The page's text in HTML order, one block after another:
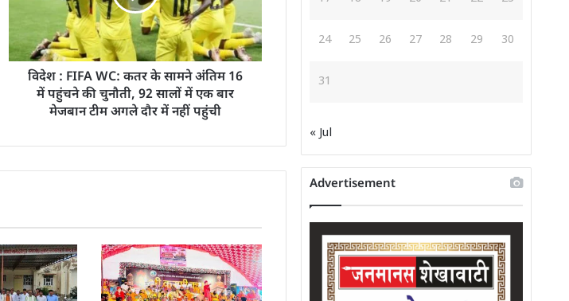
विदेश : FIFA WC: कतर के सामने अंतिम 16
में पहुंचने की चुनौती, 92 सालों में एक बार
मेजबान टीम अगले दौर में नहीं पहुंची
24 25 26 27 28 29 30
31
« Jul
Advertisement